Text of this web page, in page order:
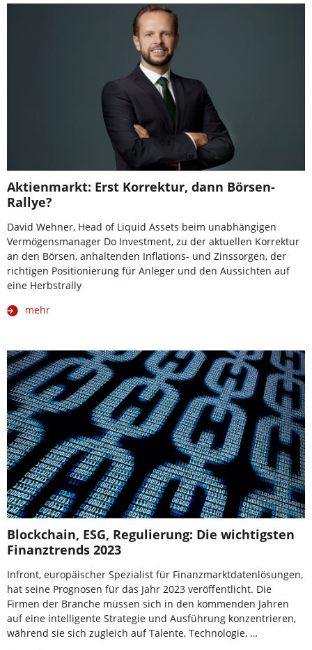
Aktienmarkt: Erst Korrektur, dann Börsen-
Rallye?
David Wehner, Head of Liquid Assets beim unabhängigen
Vermögensmanager Do Investment, zu der aktuellen Korrektur
an den Börsen, anhaltenden Inflations- und Zinssorgen, der
richtigen Positionierung für Anleger und den Aussichten auf
eine Herbstrally
mehr
Blockchain, ESG, Regulierung: Die wichtigsten
Finanztrends 2023
Infront, europäischer Spezialist für Finanzmarktdatenlösungen,
hat seine Prognosen für das Jahr 2023 veröffentlicht. Die
Firmen der Branche müssen sich in den kommenden Jahren
auf eine intelligente Strategie und Ausführung konzentrieren,
während sie sich zugleich auf Talente, Technologie, …